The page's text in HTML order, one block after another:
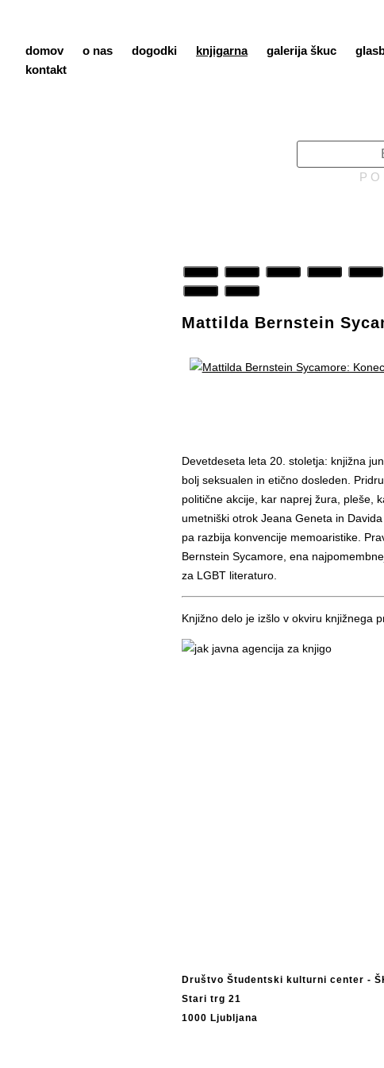
domov o nas dogodki knjigarna galerija škuc
kontakt
P
Mattilda Bernstein
Devetdeseta leta 20. stoletja: knjižna
bolj seksualen in etično dosleden.
politične akcije, kar naprej žura, pleše,
umetniški otrok Jeana Geneta in
pa razbija konvencije memoaristike.
Bernstein Sycamore, ena
za LGBT literaturo.
Knjižno delo je izšlo v okviru knjižnega
Društvo Študentski kulturni center -
Stari trg 21
1000 Ljubljana